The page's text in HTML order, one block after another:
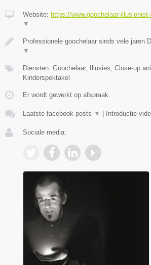
Website: https://www.goochelaar-
▼
Professionele goochelaar sinds vele jaren
▼
Diensten: Goochelaar, Illusies, Close-up
Kinderspektakel
Er wordt gewerkt op afspraak.
Laatste facebook posts ▼ Introductie
Sociale media: